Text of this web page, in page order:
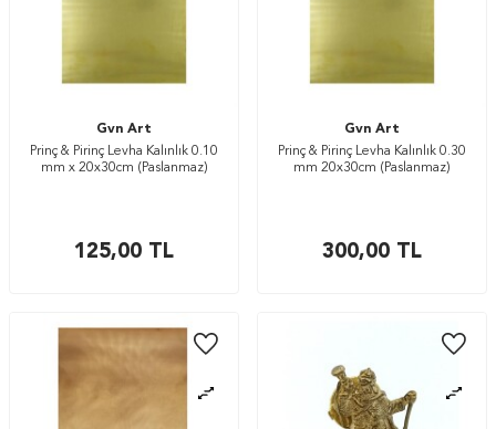
Gvn Art
Prinç & Pirinç Levha Kalınlık 0.10
mm x 20x30cm (Paslanmaz)
125,00 TL
Gvn Art
Prinç & Pirinç Levha Kalınlık 0.30
mm 20x30cm (Paslanmaz)
300,00 TL